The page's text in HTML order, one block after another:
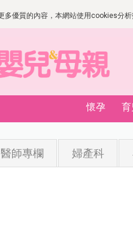
多優質的內容，本網站使用cookies分
懷孕 育
醫師專欄 婦產科